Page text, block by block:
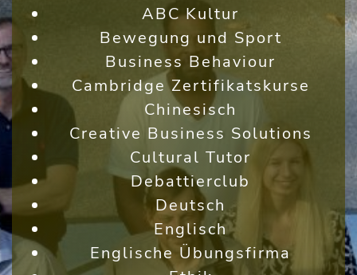
ABC Kultur
Bewegung und Sport
Business Behaviour
Cambridge Zertifikatskurse
Chinesisch
Creative Business Solutions
Cultural Tutor
Debattierclub
Deutsch
Englisch
Englische Übungsfirma